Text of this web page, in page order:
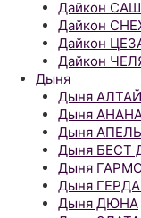
Дайкон
Дайкон
Дайкон
Дайкон
Дыня
Дыня
Дыня
Дыня
Дыня БЕСТ
Дыня
Дыня ГЕРДА
Дыня ДЮНА